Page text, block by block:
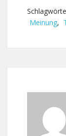
Meinung,